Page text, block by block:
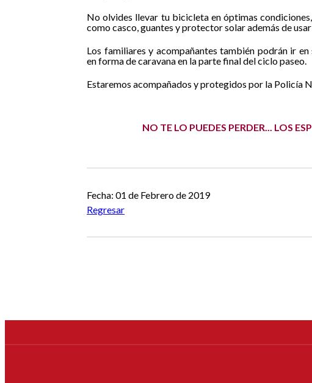
No olvides llevar tu bicicleta en óptimas
como casco, guantes y protector solar además de
Los familiares y acompañantes también podrán ir
en forma de caravana en la parte final del ciclo paseo.
Estaremos acompañados y protegidos por la Policía
NO TE LO PUEDES PERDER... LOS
Fecha: 01 de Febrero de 2019
Regresar